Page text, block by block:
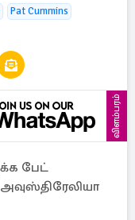
Pat Cummins
விளம்பரம்
பேட்